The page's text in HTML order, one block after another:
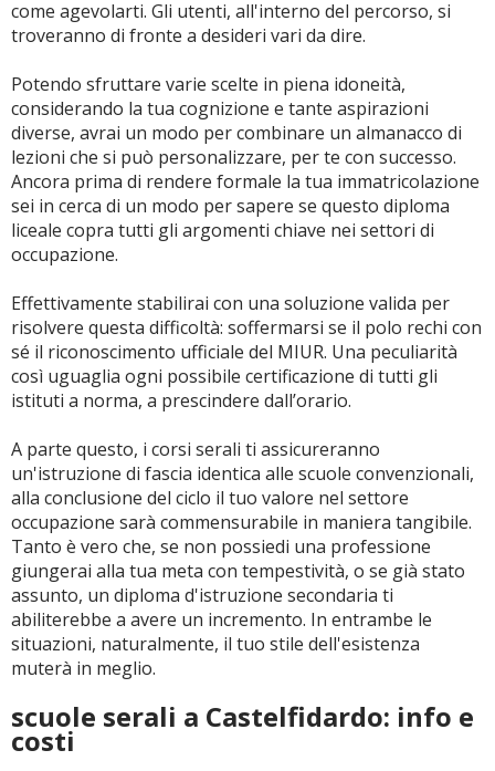
come agevolarti. Gli utenti, all'interno del percorso, si
troveranno di fronte a desideri vari da dire.
Potendo sfruttare varie scelte in piena idoneità,
considerando la tua cognizione e tante aspirazioni
diverse, avrai un modo per combinare un almanacco di
lezioni che si può personalizzare, per te con successo.
Ancora prima di rendere formale la tua immatricolazione
sei in cerca di un modo per sapere se questo diploma
liceale copra tutti gli argomenti chiave nei settori di
occupazione.
Effettivamente stabilirai con una soluzione valida per
risolvere questa difficoltà: soffermarsi se il polo rechi con
sé il riconoscimento ufficiale del MIUR. Una peculiarità
così uguaglia ogni possibile certificazione di tutti gli
istituti a norma, a prescindere dall’orario.
A parte questo, i corsi serali ti assicureranno
un'istruzione di fascia identica alle scuole convenzionali,
alla conclusione del ciclo il tuo valore nel settore
occupazione sarà commensurabile in maniera tangibile.
Tanto è vero che, se non possiedi una professione
giungerai alla tua meta con tempestività, o se già stato
assunto, un diploma d'istruzione secondaria ti
abiliterebbe a avere un incremento. In entrambe le
situazioni, naturalmente, il tuo stile dell'esistenza
muterà in meglio.
scuole serali a Castelfidardo: info e
costi